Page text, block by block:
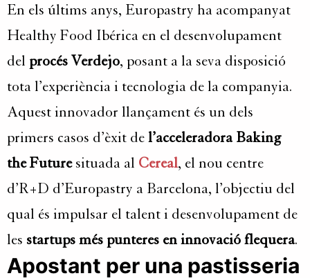
En els últims anys, Europastry ha acompanyat
Healthy Food Ibérica en el desenvolupament
del procés Verdejo, posant a la seva disposició
tota l’experiència i tecnologia de la companyia.
Aquest innovador llançament és un dels
primers casos d’èxit de l’acceleradora Baking
the Future situada al Cereal, el nou centre
d’R+D d’Europastry a Barcelona, ​​l’objectiu del
qual és impulsar el talent i desenvolupament de
les startups més punteres en innovació flequera.
Apostant per una pastisseria